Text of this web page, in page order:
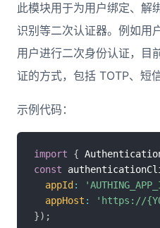
此模块用于为用户绑定、解
识别等二次认证器。例如用
用户进行二次身份认证，目
证的方式，包括 TOTP、短
示例代码：
import {
const
appId :
appHost : 'https://
}) ;